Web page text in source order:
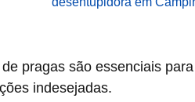
pragas são essenciais
indesejadas.